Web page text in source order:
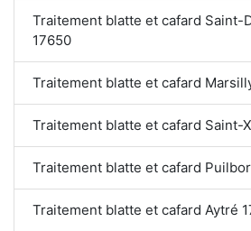
Traitement blatte et cafard Saint-
17650
Traitement blatte et cafard
Traitement blatte et cafard Saint-
Traitement blatte et cafard
Traitement blatte et cafard Aytré